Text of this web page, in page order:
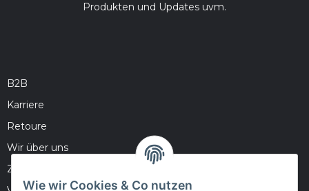
Produkten und Updates uvm.
B2B
Karriere
Retoure
Wir über uns
Zahlungsmöglichkeiten
Wie wir Cookies & Co nutzen